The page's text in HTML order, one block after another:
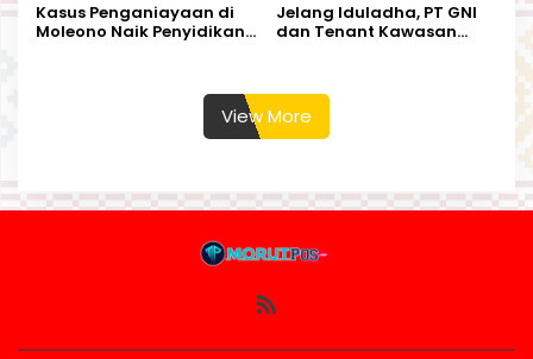
Kasus Penganiayaan di
Moleono Naik Penyidikan,
Jelang Iduladha, PT GNI
dan Tenant Kawasan
View More